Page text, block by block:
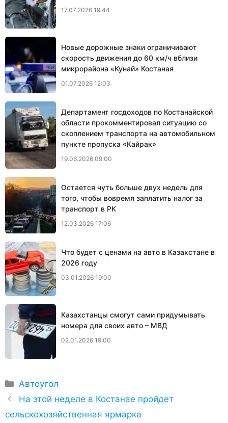
17.07.2026 19:44
Новые дорожные знаки ограничивают
скорость движения до 60 км/ч вблизи
микрорайона «Кунай» Костаная
01.07.2026 12:03
Департамент госдоходов по Костанайской
области прокомментировал ситуацию со
скоплением транспорта на автомобильном
пункте пропуска «Кайрак»
19.06.2026 09:00
Остается чуть больше двух недель для
того, чтобы вовремя заплатить налог за
транспорт в РК
12.03.2026 17:06
Что будет с ценами на авто в Казахстане в
2026 году
03.01.2026 19:00
Казахстанцы смогут сами придумывать
номера для своих авто – МВД
02.01.2026 19:00
Рубрики
Автоугол
На этой неделе в Костанае пройдет
сельскохозяйственная ярмарка